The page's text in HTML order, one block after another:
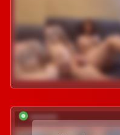
*********